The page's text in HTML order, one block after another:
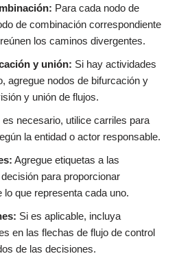
Para cada nodo de
de combinación correspondiente
los caminos divergentes.
y unión: Si hay actividades
agregue nodos de bifurcación y
y unión de flujos.
es necesario, utilice carriles para
la entidad o actor responsable.
Agregue etiquetas a las
para proporcionar
que representa cada uno.
Si es aplicable, incluya
en las flechas de flujo de control
de las decisiones.